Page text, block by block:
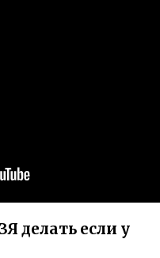
делать если у